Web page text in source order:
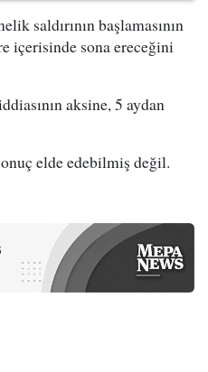
saldırının başlamasının
içerisinde sona ereceğini
aksine, 5 aydan
elde edebilmiş değil.